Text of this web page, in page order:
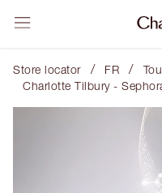
Store locator / FR /
Charlotte Tilbury -